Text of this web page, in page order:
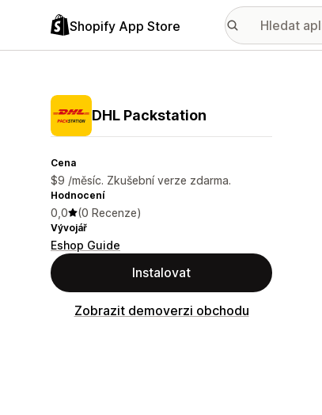
Shopify App Store
DHL Packstation
Cena
$9 /měsíc. Zkušební verze zdarma.
Hodnocení
0,0 (0 Recenze)
Vývojář
Eshop Guide
Instalovat
Zobrazit demoverzi obchodu